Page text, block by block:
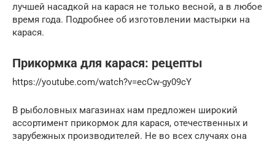
лучшей насадкой на карася не только весной, а в любое
время года. Подробнее об изготовлении мастырки на
карася.
Прикормка для карася: рецепты
https://youtube.com/watch?v=ecCw-gy09cY
В рыболовных магазинах нам предложен широкий
ассортимент прикормок для карася, отечественных и
зарубежных производителей. Не во всех случаях она